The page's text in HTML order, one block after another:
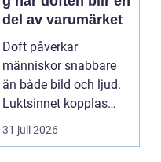
del av varumärket
Doft påverkar
människor snabbare
än både bild och ljud.
Luktsinnet kopplas
direkt till hjärnans
cent...
31 juli 2026